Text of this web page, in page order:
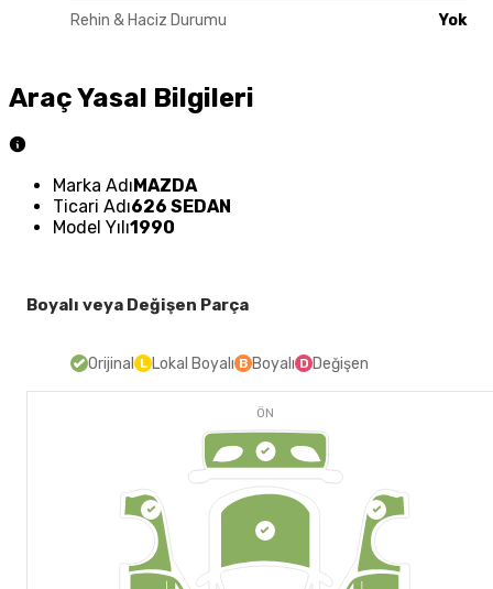
Rehin & Haciz Durumu Yok
Araç Yasal Bilgileri
Marka AdıMAZDA
Ticari Adı626 SEDAN
Model Yılı1990
Boyalı veya Değişen Parça
Orijinal L Lokal Boyalı B Boyalı D Değişen
ÖN